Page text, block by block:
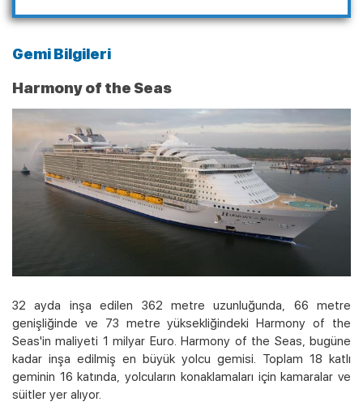
Gemi Bilgileri
Harmony of the Seas
32 ayda inşa edilen 362 metre uzunluğunda, 66 metre
genişliğinde ve 73 metre yüksekliğindeki Harmony of the
Seas'in maliyeti 1 milyar Euro. Harmony of the Seas, bugüne
kadar inşa edilmiş en büyük yolcu gemisi. Toplam 18 katlı
geminin 16 katında, yolcuların konaklamaları için kamaralar ve
süitler yer alıyor.